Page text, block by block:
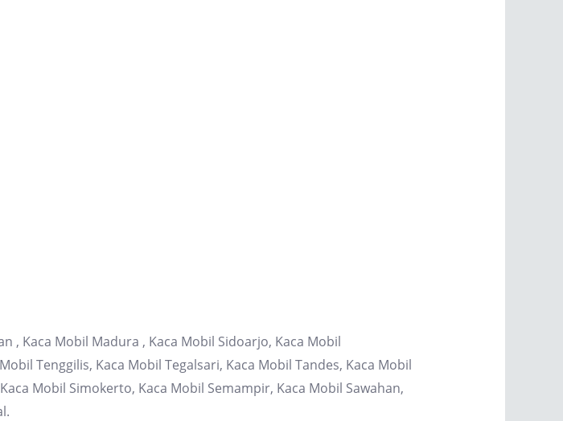
, Kaca Mobil Madura , Kaca Mobil Sidoarjo, Kaca Mobil
Tenggilis, Kaca Mobil Tegalsari, Kaca Mobil Tandes, Kaca Mobil
Mobil Simokerto, Kaca Mobil Semampir, Kaca Mobil Sawahan,